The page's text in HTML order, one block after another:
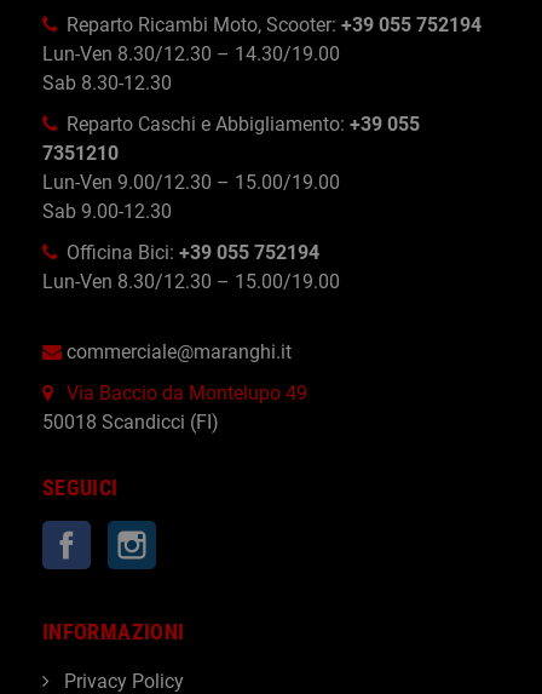
Reparto Ricambi Moto, Scooter: +39 055 752194
Lun-Ven 8.30/12.30 – 14.30/19.00
Sab 8.30-12.30
Reparto Caschi e Abbigliamento: +39 055
7351210
Lun-Ven 9.00/12.30 – 15.00/19.00
Sab 9.00-12.30
Officina Bici: +39 055 752194
Lun-Ven 8.30/12.30 – 15.00/19.00
commerciale@maranghi.it
Via Baccio da Montelupo 49
50018 Scandicci (FI)
SEGUICI
Facebook
INFORMAZIONI
Privacy Policy